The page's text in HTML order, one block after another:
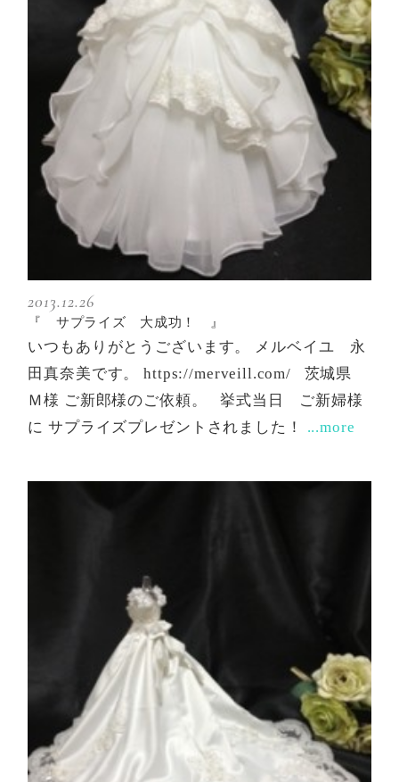
2013.12.26
『 サプライズ 大成功！ 』
いつもありがとうございます。 メルベイユ 永
田真奈美です。 https://merveill.com/ 茨城県
Ｍ様 ご新郎様のご依頼。 挙式当日 ご新婦様
に サプライズプレゼントされました！ ...more